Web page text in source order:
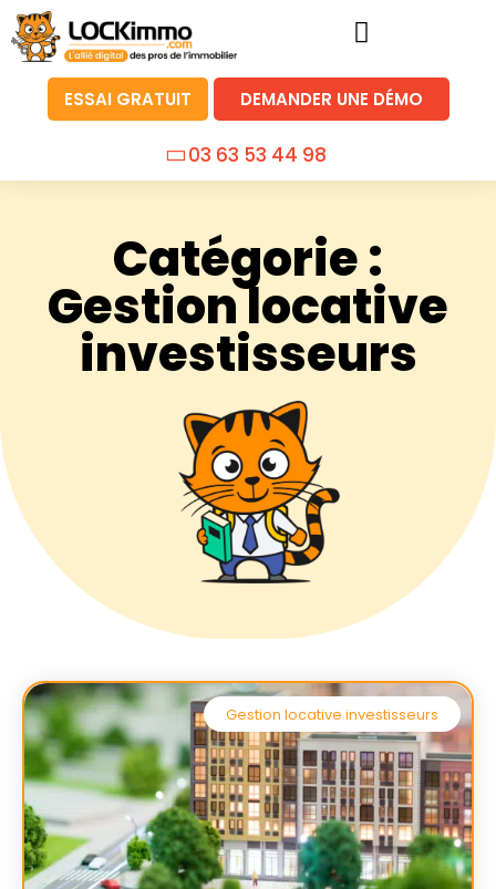
ESSAI GRATUIT DEMANDER UNE DÉMO
03 63 53 44 98
Catégorie :
Gestion locative
investisseurs
Gestion locative investisseurs